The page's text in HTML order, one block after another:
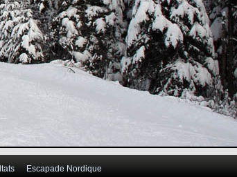
Escapade Nordique